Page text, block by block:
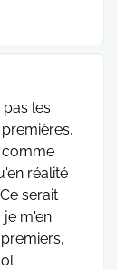
les
comme
réalité
serait
m'en